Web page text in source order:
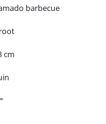
barbecue
cm